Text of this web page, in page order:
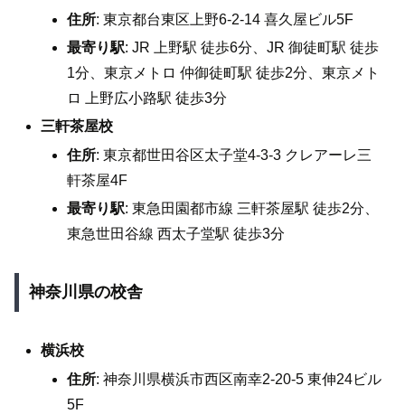
住所: 東京都台東区上野6-2-14 喜久屋ビル5F
最寄り駅: JR 上野駅 徒歩6分、JR 御徒町駅 徒歩
1分、東京メトロ 仲御徒町駅 徒歩2分、東京メト
ロ 上野広小路駅 徒歩3分
三軒茶屋校
住所: 東京都世田谷区太子堂4-3-3 クレアーレ三
軒茶屋4F
最寄り駅: 東急田園都市線 三軒茶屋駅 徒歩2分、
東急世田谷線 西太子堂駅 徒歩3分
神奈川県の校舎
横浜校
住所: 神奈川県横浜市西区南幸2-20-5 東伸24ビル
5F